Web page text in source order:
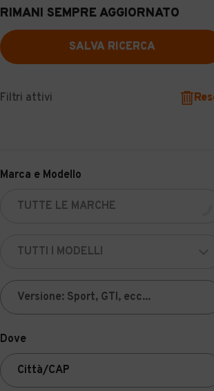
RIMANI SEMPRE AGGIORNATO
SALVA RICERCA
Filtri attivi
Marca e Modello
Dove